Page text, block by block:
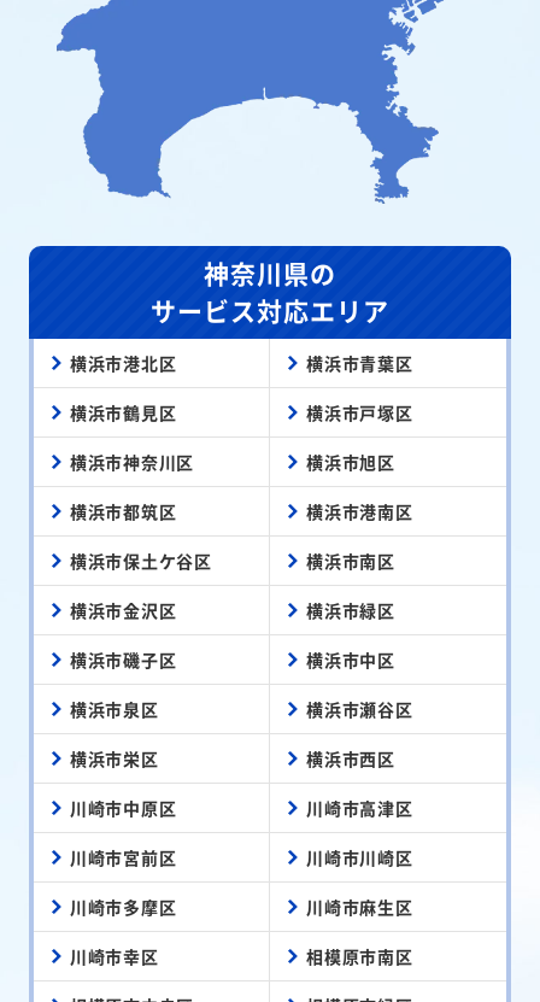
神奈川県の
サービス対応エリア
横浜市港北区 横浜市青葉区
横浜市鶴見区 横浜市戸塚区
横浜市神奈川区 横浜市旭区
横浜市都筑区 横浜市港南区
横浜市保土ケ谷区 横浜市南区
横浜市金沢区 横浜市緑区
横浜市磯子区 横浜市中区
横浜市泉区 横浜市瀬谷区
横浜市栄区 横浜市西区
川崎市中原区 川崎市高津区
川崎市宮前区 川崎市川崎区
川崎市多摩区 川崎市麻生区
川崎市幸区 相模原市南区